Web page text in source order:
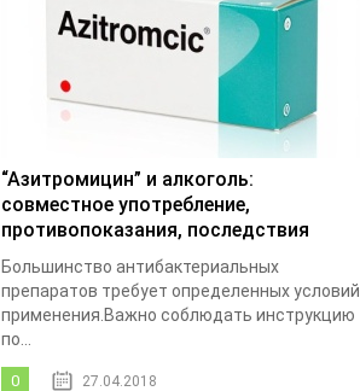
“Азитромицин” и алкоголь:
совместное употребление,
противопоказания, последствия
Большинство антибактериальных
препаратов требует определенных условий
применения.Важно соблюдать инструкцию
по...
0 27.04.2018